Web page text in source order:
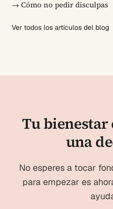
→ Cómo no pedir disculpas
Ver todos los artículos del blog
Tu bienestar
una
No esperes a tocar
para empezar es